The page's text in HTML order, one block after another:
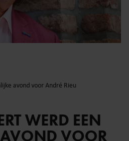
avond voor André Rieu
WERD EEN
VOOR